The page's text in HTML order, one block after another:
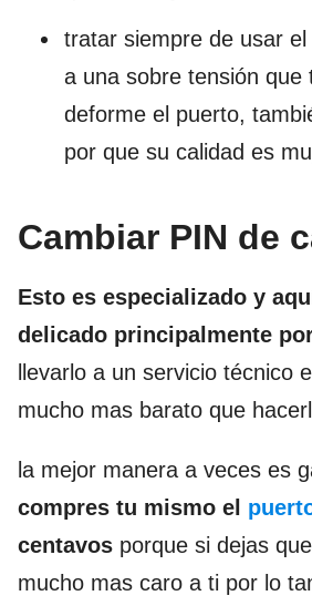
tratar siempre de usar
a una sobre tensión que
deforme el puerto,
por que su calidad es
Cambiar PIN de
Esto es especializado y
delicado principalmente
llevarlo a un servicio técnico
mucho mas barato que
la mejor manera a veces es
compres tu mismo el
centavos porque si dejas
mucho mas caro a ti por lo